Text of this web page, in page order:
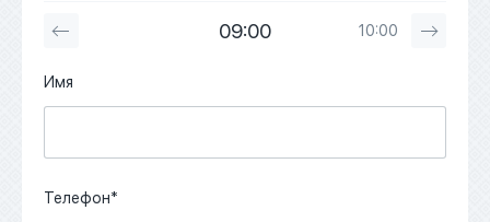
09:00 10:00
Имя
Телефон*